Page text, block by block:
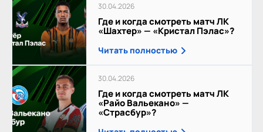
30.04.2026
Где и когда смотреть матч ЛК
«Шахтер» — «Кристал Пэлас»?
Читать полностью
30.04.2026
Где и когда смотреть матч ЛК
«Райо Вальекано» —
«Страсбур»?